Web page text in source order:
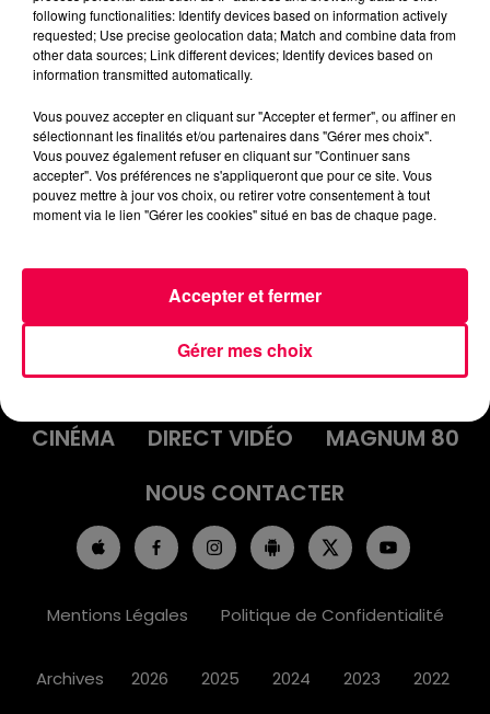
podcasts/2024/05/20240507-ANNIVERSAIRES.mp3
ACCUEIL INFOS
EMISSIONS
AGENDA
JEUX
PODCASTS
CINÉMA
DIRECT VIDÉO
MAGNUM 80
NOUS CONTACTER
Mentions Légales Politique de Confidentialité
Archives 2026 2025 2024 2023 2022
following functionalities: Identify devices based on information actively
requested; Use precise geolocation data; Match and combine data from
other data sources; Link different devices; Identify devices based on
information transmitted automatically.
Vous pouvez accepter en cliquant sur "Accepter et fermer", ou affiner en
sélectionnant les finalités et/ou partenaires dans "Gérer mes choix".
Vous pouvez également refuser en cliquant sur "Continuer sans
accepter". Vos préférences ne s'appliqueront que pour ce site. Vous
pouvez mettre à jour vos choix, ou retirer votre consentement à tout
moment via le lien "Gérer les cookies" situé en bas de chaque page.
Gérer mes choix
Accepter et fermer